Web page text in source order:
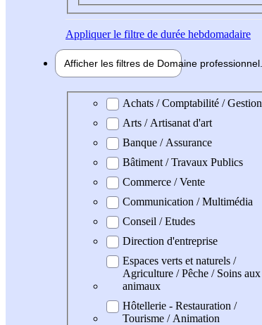
Appliquerle filtre de durée hebdomadaire
Afficher les filtres de Domaine professionnel
Domaine professionel
Achats / Comptabilité / Gestion
Arts / Artisanat d'art
Banque / Assurance
Bâtiment / Travaux Publics
Commerce / Vente
Communication / Multimédia
Conseil / Etudes
Direction d'entreprise
Espaces verts et naturels /
Agriculture / Pêche / Soins aux
animaux
Hôtellerie - Restauration /
Tourisme / Animation